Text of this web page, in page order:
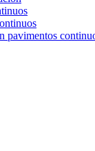
pavimentos